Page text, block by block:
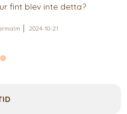
fint blev inte detta?
2024-10-21